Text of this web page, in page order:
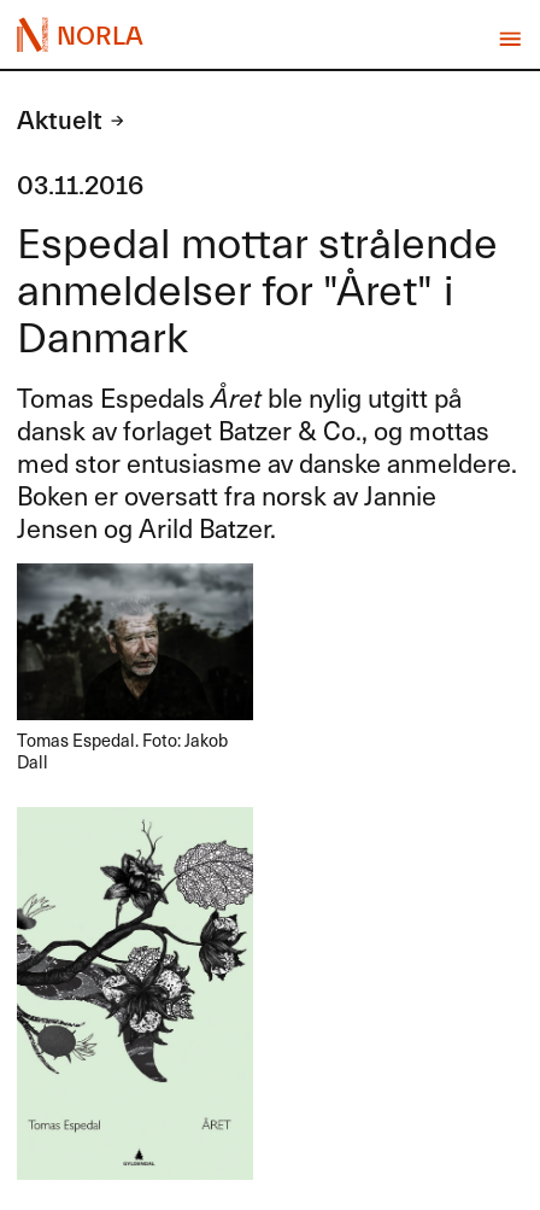
NORLA
Aktuelt
03.11.2016
Espedal mottar strålende
anmeldelser for "Året" i
Danmark
Tomas EspedalsÅretble nylig utgitt på
dansk av forlaget Batzer & Co., og mottas
med stor entusiasme av danske anmeldere.
Boken er oversatt fra norsk av Jannie
Jensen og Arild Batzer.
Tomas Espedal. Foto: Jakob
Dall